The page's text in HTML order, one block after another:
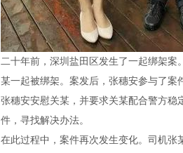
二十年前，深圳盐田区发生了一起绑架案
某一起被绑架。案发后，张穗安参与了案
张穗安安慰关某，并要求关某配合警方稳
件，寻找解决办法。
在此过程中，案件再次发生变化。司机张